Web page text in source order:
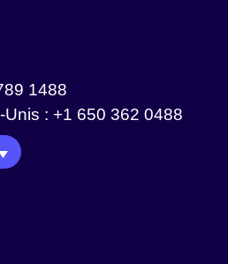
1488
: +1 650 362 0488